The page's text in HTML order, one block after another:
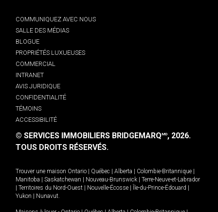
COMMUNIQUEZ AVEC NOUS
SALLE DES MÉDIAS
BLOGUE
PROPRIÉTÉS LUXUEUSES
COMMERCIAL
INTRANET
AVIS JURIDIQUE
CONFIDENTIALITÉ
TÉMOINS
ACCESSIBILITÉ
© SERVICES IMMOBILIERS BRIDGEMARQMD, 2026.
TOUS DROITS RÉSERVÉS.
Trouver une maison Ontario Québec Alberta Colombie-Britannique
Manitoba
Saskatchewan Nouveau-Brunswick
Terre-Neuve-et-Labrador
Territoires du Nord-Ouest Nouvelle-Écosse Île-du-Prince-Édouard
Yukon
Nunavut.